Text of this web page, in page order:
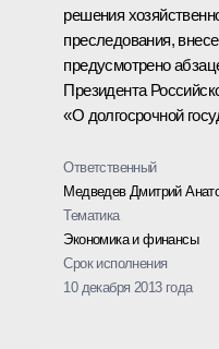
решения
преследования,
предусмотрено
Президента
«О долгосрочной
Ответственный
Медведев Дмитрий
Тематика
Экономика и финансы
Срок исполнения
10 декабря 2013 года